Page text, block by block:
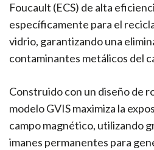
Foucault (ECS) de alta
específicamente para el
vidrio, garantizando una
contaminantes metálicos del
Construido con un diseño de
modelo GVIS maximiza la
campo magnético, utilizando
imanes permanentes para